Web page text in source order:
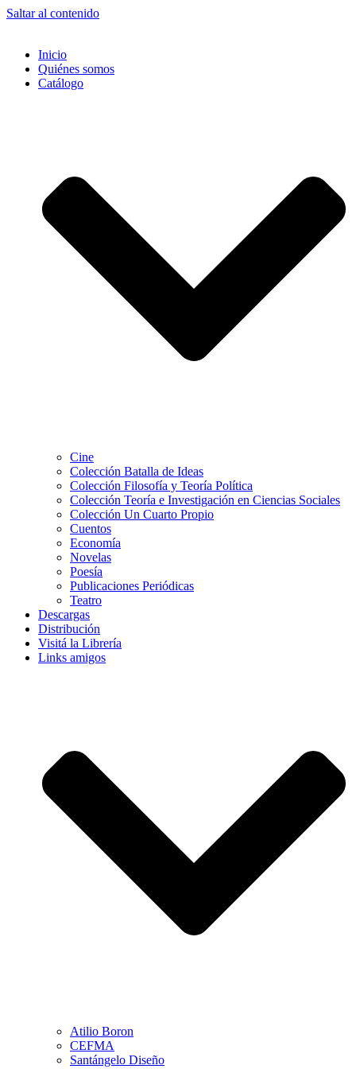
Saltar al contenido
Inicio
Quiénes somos
Catálogo
Cine
Colección Batalla de Ideas
Colección Filosofía y Teoría Política
Colección Teoría e Investigación en Ciencias Sociales
Colección Un Cuarto Propio
Cuentos
Economía
Novelas
Poesía
Publicaciones Periódicas
Teatro
Descargas
Distribución
Visitá la Librería
Links amigos
Atilio Boron
CEFMA
Santángelo Diseño